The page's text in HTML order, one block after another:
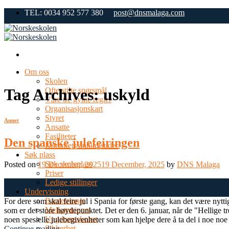
Skip
content
TEL: 0034 952 577 380 post@dnsmalaga.com
Om oss
Skolen
Ofte stilte spørsmål
Våre tre gylne regler
Organisasjonskart
Styret
Ansatte
Fasiliteter
Kontorets åpningstider
Søk plass
Søk skoleplass
Priser
Ledige stillinger
Undervisning
Barnetrinnet
Mellomtrinnet
Ungdomsskolen
Tag Archives:uskyld
Annet
Den spanske julefeiringen
Posted on19 December, 202519 December, 2025 by DNS Malaga
Dec
For dere som skal feire jul i Spania for første gang, kan det være
som er det store høydepunktet. Det er den 6. januar, når de "Hellige
noen spesielle julebegivenheter som kan hjelpe dere å ta del i noe